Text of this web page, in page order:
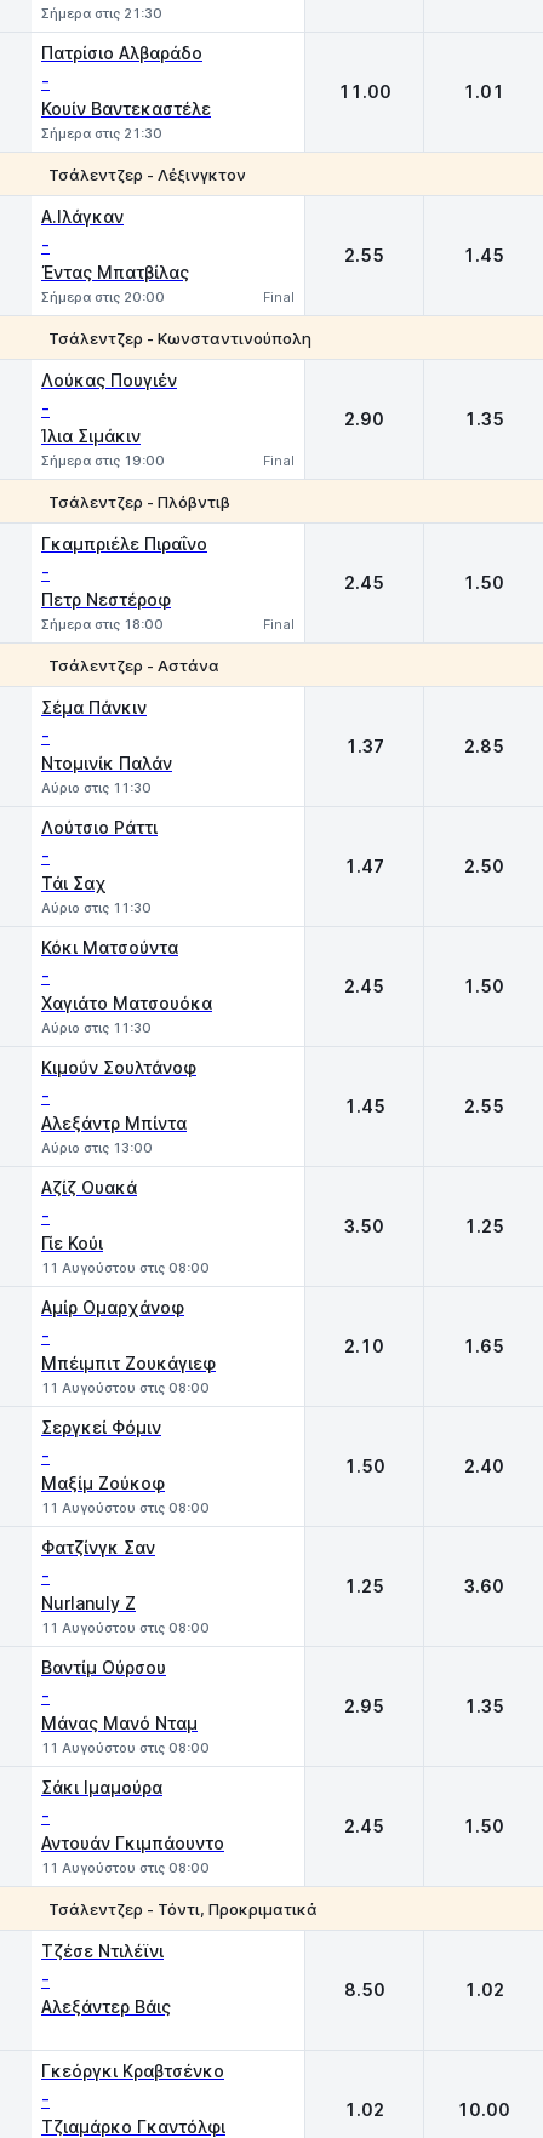
Σήμερα στις 21:30
Πατρίσιο Αλβαράδο
-
Κουίν Βαντεκαστέλε
Σήμερα στις 21:30
11.00 1.01
Τσάλεντζερ - Λέξινγκτον
Α.Ιλάγκαν
-
Έντας Μπατβίλας
Σήμερα στις 20:00 Final
2.55 1.45
Τσάλεντζερ - Κωνσταντινούπολη
Λούκας Πουγιέν
-
Ίλια Σιμάκιν
Σήμερα στις 19:00 Final
2.90 1.35
Τσάλεντζερ - Πλόβντιβ
Γκαμπριέλε Πιραΐνο
-
Πετρ Νεστέροφ
Σήμερα στις 18:00 Final
2.45 1.50
Τσάλεντζερ - Αστάνα
Σέμα Πάνκιν
-
Ντομινίκ Παλάν
Αύριο στις 11:30
1.37 2.85
Λούτσιο Ράττι
-
Τάι Σαχ
Αύριο στις 11:30
1.47 2.50
Κόκι Ματσούντα
-
Χαγιάτο Ματσουόκα
Αύριο στις 11:30
2.45 1.50
Κιμούν Σουλτάνοφ
-
Αλεξάντρ Μπίντα
Αύριο στις 13:00
1.45 2.55
Αζίζ Ουακά
-
Γίε Κούι
11 Αυγούστου στις 08:00
3.50 1.25
Αμίρ Ομαρχάνοφ
-
Μπέιμπιτ Ζουκάγιεφ
11 Αυγούστου στις 08:00
2.10 1.65
Σεργκεί Φόμιν
-
Μαξίμ Ζούκοφ
11 Αυγούστου στις 08:00
1.50 2.40
Φατζίνγκ Σαν
-
Nurlanuly Z
11 Αυγούστου στις 08:00
1.25 3.60
Βαντίμ Ούρσου
-
Μάνας Μανό Νταμ
11 Αυγούστου στις 08:00
2.95 1.35
Σάκι Ιμαμούρα
-
Αντουάν Γκιμπάουντο
11 Αυγούστου στις 08:00
2.45 1.50
Τσάλεντζερ - Τόντι, Προκριματικά
Τζέσε Ντιλέϊνι
-
Αλεξάντερ Βάις
8.50 1.02
Γκεόργκι Κραβτσένκο
-
Τζιαμάρκο Γκαντόλφι
1.02 10.00